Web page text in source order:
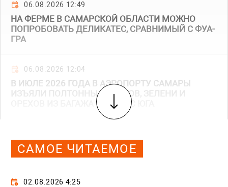
06.08.2026 12:49
НА ФЕРМЕ В САМАРСКОЙ ОБЛАСТИ МОЖНО
ПОПРОБОВАТЬ ДЕЛИКАТЕС, СРАВНИМЫЙ С ФУА-
ГРА
06.08.2026 12:04
В ИЮЛЕ 2026 ГОДА В АЭРОПОРТУ САМАРЫ
ИЗЪЯЛИ ПОЛТОННЫ ФРУКТОВ, ЗЕЛЕНИ И
ОРЕХОВ ИЗ БАГАЖА ГОСТЕЙ С ЮГА
САМОЕ ЧИТАЕМОЕ
02.08.2026 4:25